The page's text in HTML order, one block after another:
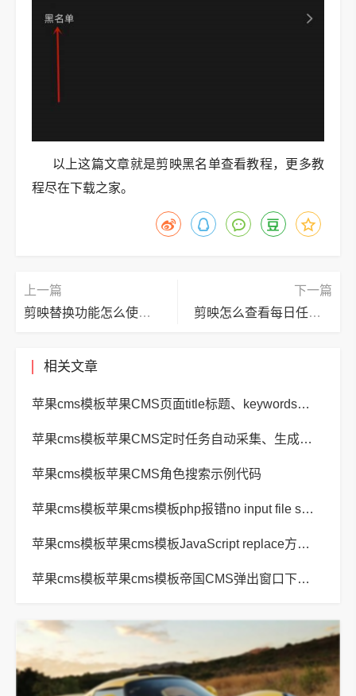
以上这篇文章就是剪映黑名单查看教程，更多教
程尽在下载之家。
上一篇
剪映替换功能怎么使用?剪映替换功能使用方法
下一篇
剪映怎么查看每日任务?剪映查看每日任务方法
相关文章
苹果cms模板苹果CMS页面title标题、keywords关键词、description描述SEO优化
苹果cms模板苹果CMS定时任务自动采集、生成、推送
苹果cms模板苹果CMS角色搜索示例代码
苹果cms模板苹果cms模板php报错no input file specified解决方法
苹果cms模板苹果cms模板JavaScript replace方法替换字符串空格方法
苹果cms模板苹果cms模板帝国CMS弹出窗口下载方式改为点击链接直接下载教程